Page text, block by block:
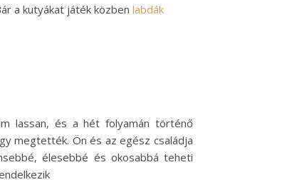
a kutyákat játék közben labdák
lassan, és a hét folyamán történő
megtették. Ön és az egész családja
élesebbé és okosabbá teheti